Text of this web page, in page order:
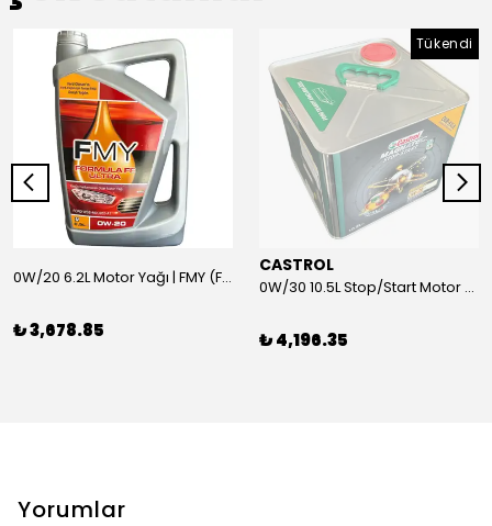
0W/20 6.2L Motor Yağı | FMY (Ford Motor Yağları)
₺ 3,678.85
Tükendi
CASTROL
0W/30 10.5L Stop/Start Motor Yağı | CASTROL
₺ 4,196.35
Yorumlar